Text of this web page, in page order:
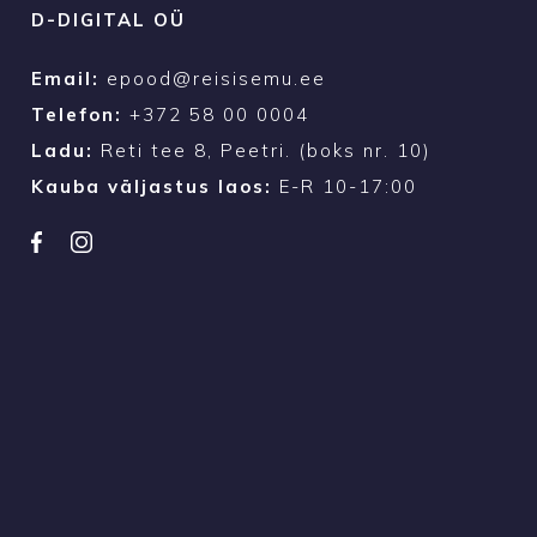
D-DIGITAL OÜ
Email: epood@reisisemu.ee
Telefon: +372 58 00 0004
Ladu: Reti tee 8, Peetri. (boks nr. 10)
Kauba väljastus laos: E-R 10-17:00